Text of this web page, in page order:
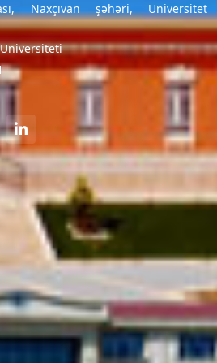
Naxçıvan şəhəri, Universitet
Universiteti